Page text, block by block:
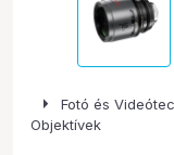
arrow_right Fotó és
Objektívek